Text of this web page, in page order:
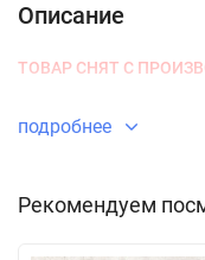
Описание
ТОВАР СНЯТ С
подробнее
Рекомендуем